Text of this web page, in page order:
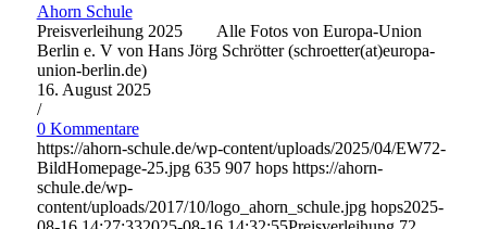
Ahorn Schule
Preisverleihung 2025 Alle Fotos von Europa-Union
Berlin e. V von Hans Jörg Schrötter (schroetter(at)europa-
union-berlin.de)
16. August 2025
/
0 Kommentare
https://ahorn-schule.de/wp-content/uploads/2025/04/EW72-
BildHomepage-25.jpg 635 907 hops https://ahorn-
schule.de/wp-
content/uploads/2017/10/logo_ahorn_schule.jpg hops2025-